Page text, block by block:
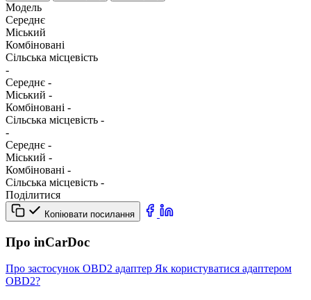
Модель
Середнє
Міський
Комбіновані
Сільська місцевість
-
Середнє -
Міський -
Комбіновані -
Сільська місцевість -
-
Середнє -
Міський -
Комбіновані -
Сільська місцевість -
Поділитися
Копіювати посилання
Про inCarDoc
Про застосунок OBD2 адаптер Як користуватися адаптером
OBD2?